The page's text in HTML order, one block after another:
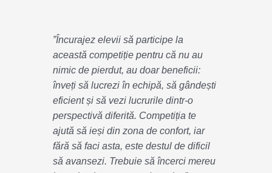
”Încurajez elevii să participe la
această competiție pentru că nu au
nimic de pierdut, au doar beneficii:
înveți să lucrezi în echipă, să gândești
eficient și să vezi lucrurile dintr-o
perspectivă diferită. Competiția te
ajută să ieși din zona de confort, iar
fără să faci asta, este destul de dificil
să avansezi. Trebuie să încerci mereu